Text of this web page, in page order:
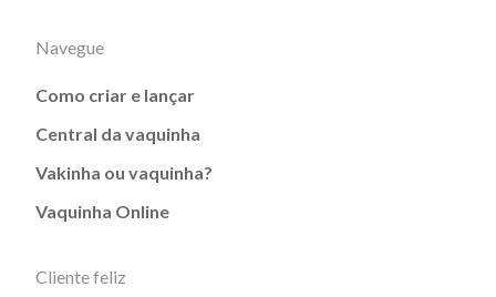
Navegue
Como criar e lançar
Central da vaquinha
Vakinha ou vaquinha?
Vaquinha Online
Cliente feliz